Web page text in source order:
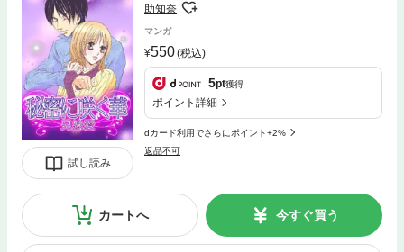
試し読み
助知奈
マンガ
550(税込)
5pt獲得
ポイント詳細
dカード利用でさらにポイント+2%
返品不可
カートへ 今すぐ買う